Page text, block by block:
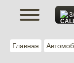
Главная